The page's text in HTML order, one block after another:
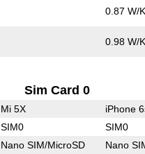
0.87 W/
0.98 W/
Sim Card 0
Mi 5X iPhone
SIM0 SIM0
Nano SIM/MicroSD Nano